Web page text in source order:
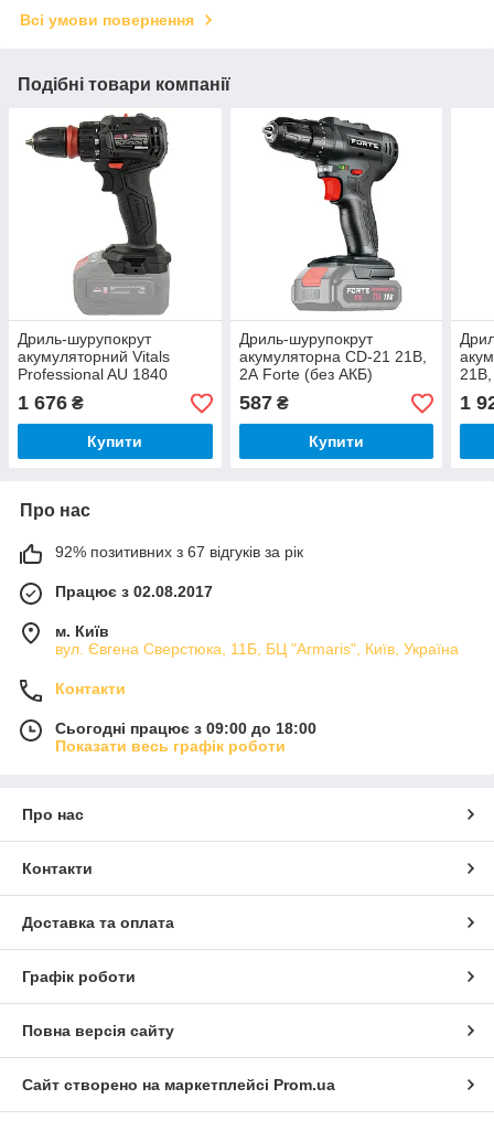
Всі умови повернення
Подібні товари компанії
Дриль-шурупокрут
акумуляторний Vitals
Professional AU 1840
BSQC SmartLine+
1 676 ₴
Купити
Дриль-шурупокрут
акумуляторна CD-21 21В,
2А Fоrte (без АКБ)
587₴
Купити
1
Про нас
92% позитивних з 67 відгуків за рік
Працює з 02.08.2017
м. Київ
вул. Євгена Сверстюка, 11Б, БЦ "Armaris", Київ, Україна
Контакти
Сьогодні працює з 09:00 до 18:00
Показати весь графік роботи
Про нас
Контакти
Доставка та оплата
Графік роботи
Повна версія сайту
Сайт створено на маркетплейсі Prom.ua